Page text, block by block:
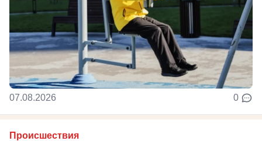
07.08.2026 0
Происшествия